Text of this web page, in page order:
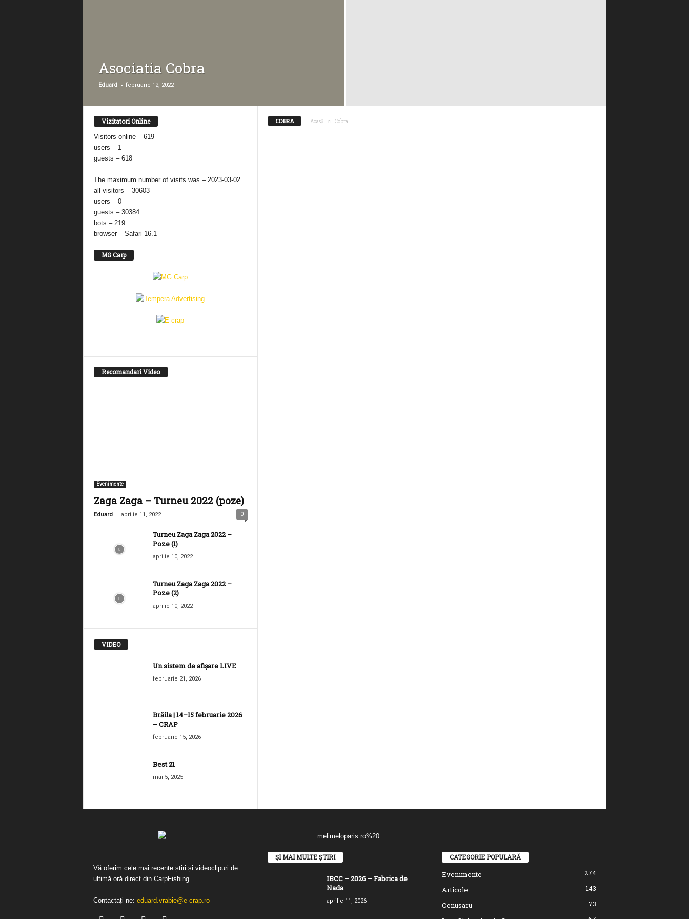
Asociatia Cobra
Eduard - februarie 12, 2022
COBRA Acasă Cobra
Vizitatori Online
Visitors online – 619
users – 1
guests – 618
The maximum number of visits was – 2023-03-02
all visitors – 30603
users – 0
guests – 30384
bots – 219
browser – Safari 16.1
MG Carp
Recomandari Video
Evenimente
Zaga Zaga – Turneu 2022 (poze)
Eduard - aprilie 11, 2022 0
Turneu Zaga Zaga 2022 –
Poze (1)
aprilie 10, 2022
Turneu Zaga Zaga 2022 –
Poze (2)
aprilie 10, 2022
VIDEO
Un sistem de afișare LIVE
februarie 21, 2026
Brăila | 14–15 februarie 2026
– CRAP
februarie 15, 2026
Best 21
mai 5, 2025
Vă oferim cele mai recente știri și videoclipuri de
ultimă oră direct din CarpFishing.
Contactați-ne: eduard.vrabie@e-crap.ro
ȘI MAI MULTE ȘTIRI
IBCC – 2026 – Fabrica de
Nada
aprilie 11, 2026
CATEGORIE POPULARĂ
Evenimente
274
Articole
143
Cenusaru
73